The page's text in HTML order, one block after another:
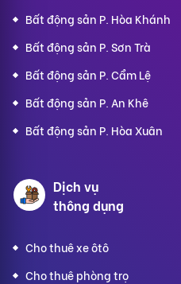
Bất động sản P. Hòa Khánh
Bất động sản P. Sơn Trà
Bất động sản P. Cẩm Lệ
Bất động sản P. An Khê
Bất động sản P. Hòa Xuân
Dịch vụ
thông dụng
Cho thuê xe ôtô
Cho thuê phòng trọ